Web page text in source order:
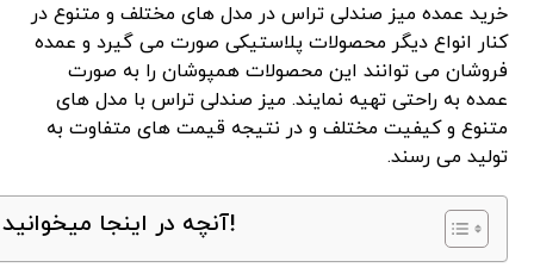
خرید عمده میز صندلی تراس در مدل های مختلف و متنوع در
کنار انواع دیگر محصولات پلاستیکی صورت می گیرد و عمده
فروشان می توانند این محصولات همپوشان را به صورت
عمده به راحتی تهیه نمایند. میز صندلی تراس با مدل های
متنوع و کیفیت مختلف و در نتیجه قیمت های متفاوت به
تولید می رسند.
آنچه در اینجا میخوانید!